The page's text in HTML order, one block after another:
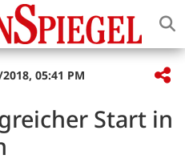
05:41 PM
Start in